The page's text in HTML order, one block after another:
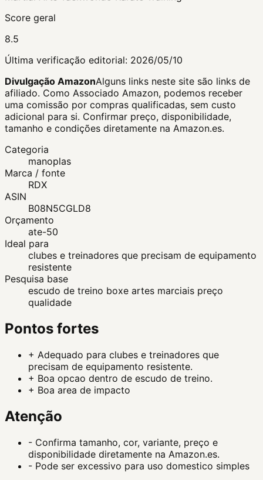
Score geral
8.5
Última verificação editorial: 2026/05/10
Divulgação AmazonAlguns links neste site são links de
afiliado. Como Associado Amazon, podemos receber
uma comissão por compras qualificadas, sem custo
adicional para si. Confirmar preço, disponibilidade,
tamanho e condições diretamente na Amazon.es.
Categoria
manoplas
Marca / fonte
RDX
ASIN
B08N5CGLD8
Orçamento
ate-50
Ideal para
clubes e treinadores que precisam de equipamento
resistente
Pesquisa base
escudo de treino boxe artes marciais preço
qualidade
Pontos fortes
+ Adequado para clubes e treinadores que
precisam de equipamento resistente.
+ Boa opcao dentro de escudo de treino.
+ Boa area de impacto
Atenção
- Confirma tamanho, cor, variante, preço e
disponibilidade diretamente na Amazon.es.
- Pode ser excessivo para uso domestico simples